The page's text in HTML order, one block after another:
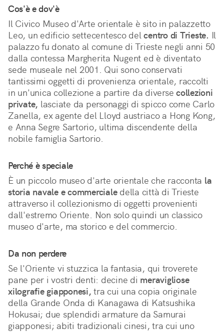
Cos'è e dov'è
Il Civico Museo d'Arte orientale è sito in palazzetto
Leo, un edificio settecentesco del centro di Trieste. Il
palazzo fu donato al comune di Trieste negli anni 50
dalla contessa Margherita Nugent ed è diventato
sede museale nel 2001. Qui sono conservati
tantissimi oggetti di provenienza orientale, raccolti
in un'unica collezione a partire da diverse collezioni
private, lasciate da personaggi di spicco come Carlo
Zanella, ex agente del Lloyd austriaco a Hong Kong,
e Anna Segre Sartorio, ultima discendente della
nobile famiglia Sartorio.
Perché è speciale
È un piccolo museo d'arte orientale che racconta la
storia navale e commerciale della città di Trieste
attraverso il collezionismo di oggetti provenienti
dall'estremo Oriente. Non solo quindi un classico
museo d'arte, ma storico e del commercio.
Da non perdere
Se l'Oriente vi stuzzica la fantasia, qui troverete
pane per i vostri denti: decine di meravigliose
xilografie giapponesi, tra cui una copia originale
della Grande Onda di Kanagawa di Katsushika
Hokusai; due splendidi armature da Samurai
giapponesi; abiti tradizionali cinesi, tra cui uno